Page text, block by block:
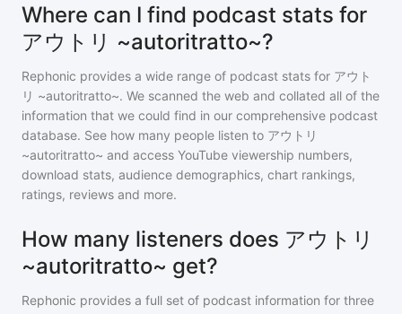
Where can I find podcast stats for
アウトリ ~autoritratto~?
Rephonic provides a wide range of podcast stats for アウト
リ ~autoritratto~. We scanned the web and collated all of the
information that we could find in our comprehensive podcast
database. See how many people listen to アウトリ
~autoritratto~ and access YouTube viewership numbers,
download stats, audience demographics, chart rankings,
ratings, reviews and more.
How many listeners does アウトリ
~autoritratto~ get?
Rephonic provides a full set of podcast information for three